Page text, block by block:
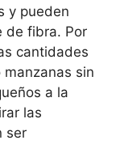
y pueden
de fibra. Por
cantidades
sin
a la
las
ser